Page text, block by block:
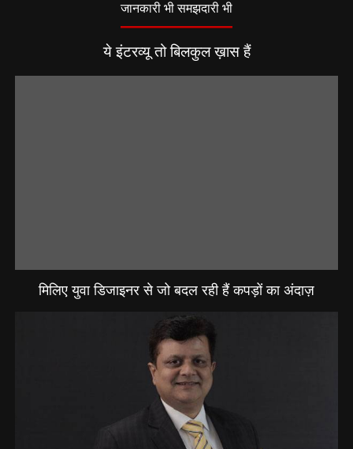
जानकारी भी समझदारी भी
ये इंटरव्यू तो बिलकुल ख़ास हैं
मिलिए युवा डिजाइनर से जो बदल रही हैं कपड़ों का अंदाज़